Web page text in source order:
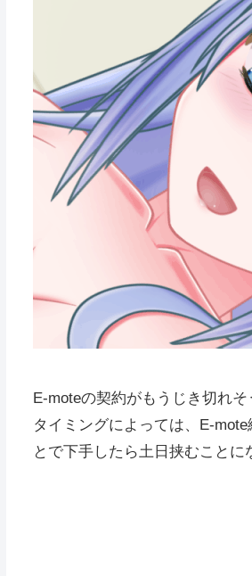
E-moteの契約がもうじき切れそ
タイミングによっては、E-
とで下手したら土日挟むことに